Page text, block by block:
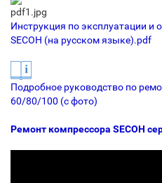
Инструкция по эксплуатации
SECOH (на русском языке).pdf
Подробное руководство по
60/80/100 (с фото)
Ремонт компрессора SECOH